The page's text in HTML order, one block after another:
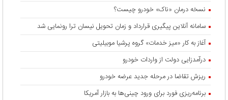
نسخه درمان «ناک» خودرو چیست؟
سامانه آنلاین پیگیری قرارداد‌ و زمان تحویل نیسان ترا رونمایی شد
آغاز به کار «میز خدمات» گروه پرشیا موبیلیتی
درآمدزایی دولت از واردات خودرو
ریزش تقاضا در مرحله جدید عرضه خودرو
برنامه‌ریزی فورد برای ورود چینی‌ها به بازار آمریکا